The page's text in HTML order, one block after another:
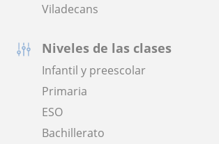
Viladecans
Niveles de las clases
Infantil y preescolar
Primaria
ESO
Bachillerato